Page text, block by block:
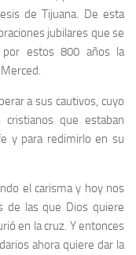
de Tijuana. De esta
jubilares que se
estos 800 años la
a sus cautivos, cuyo
que estaban
y para redimirlo en su
el carisma y hoy nos
de las que Dios quiere
en la cruz. Y entonces
ahora quiere dar la